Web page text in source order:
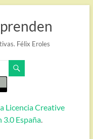
Félix Eroles
Licencia Creative
España.